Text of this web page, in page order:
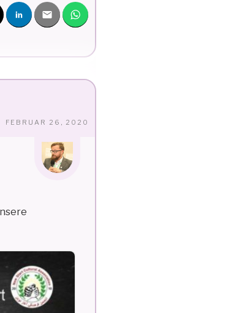
FEBRUAR 26, 2020